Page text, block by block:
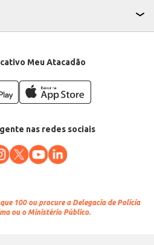
Meu Atacadão
nas redes sociais
100 ou procure a Delegacia de Polícia
ou o Ministério Público.